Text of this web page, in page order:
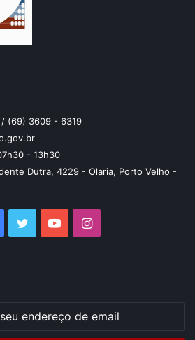
(69) 3609 - 6319
- 13h30
Dutra, 4229 - Olaria, Porto Velho -
TwitterYouTubeInstagram